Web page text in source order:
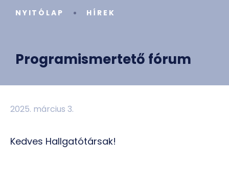
NYITÓLAP HÍREK
Programismertető fórum
2025. március 3.
Kedves Hallgatótársak!